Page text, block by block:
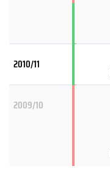
2010/11
2009/10